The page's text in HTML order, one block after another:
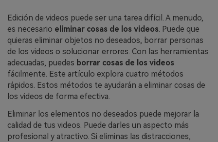
Edición de videos puede ser una tarea difícil. A menudo,
es necesario eliminar cosas de los videos. Puede que
quieras eliminar objetos no deseados, borrar personas
de los videos o solucionar errores. Con las herramientas
adecuadas, puedes borrar cosas de los videos
fácilmente. Este artículo explora cuatro métodos
rápidos. Estos métodos te ayudarán a eliminar cosas de
los videos de forma efectiva.
Eliminar los elementos no deseados puede mejorar la
calidad de tus videos. Puede darles un aspecto más
profesional y atractivo. Si eliminas las distracciones,